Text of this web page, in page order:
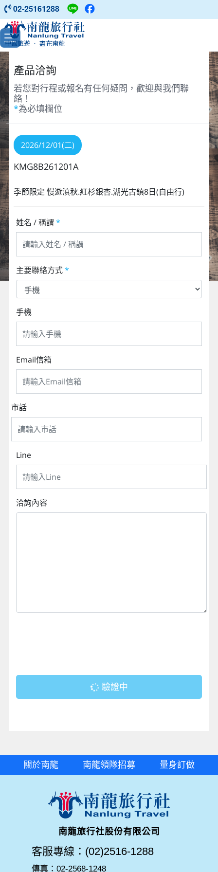
中國旅遊 ‧ 盡在南龍
02-25161288
產品洽詢
若您對行程或報名有任何疑問，歡迎與我們聯
絡！
*為必填欄位
2026/12/01(二)
KMG8B261201A
季節限定 慢遊滇秋.紅杉銀杏.湖光古鎮8日(自由行)
姓名 / 稱謂 *
主要聯絡方式*
手機
Email信箱
市話
Line
洽詢內容
驗證中
關於南龍 南龍領隊招募 量身訂做
南龍旅行社股份有限公司
客服專線：(02)2516-1288
傳真：02-2568-1248